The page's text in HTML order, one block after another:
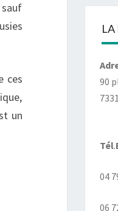
ces
un
LA
90
Tél.
04
06